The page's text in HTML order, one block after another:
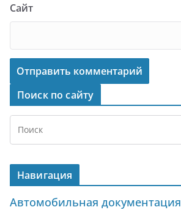
Сайт
Поиск по сайту
Навигация
Автомобильная документация